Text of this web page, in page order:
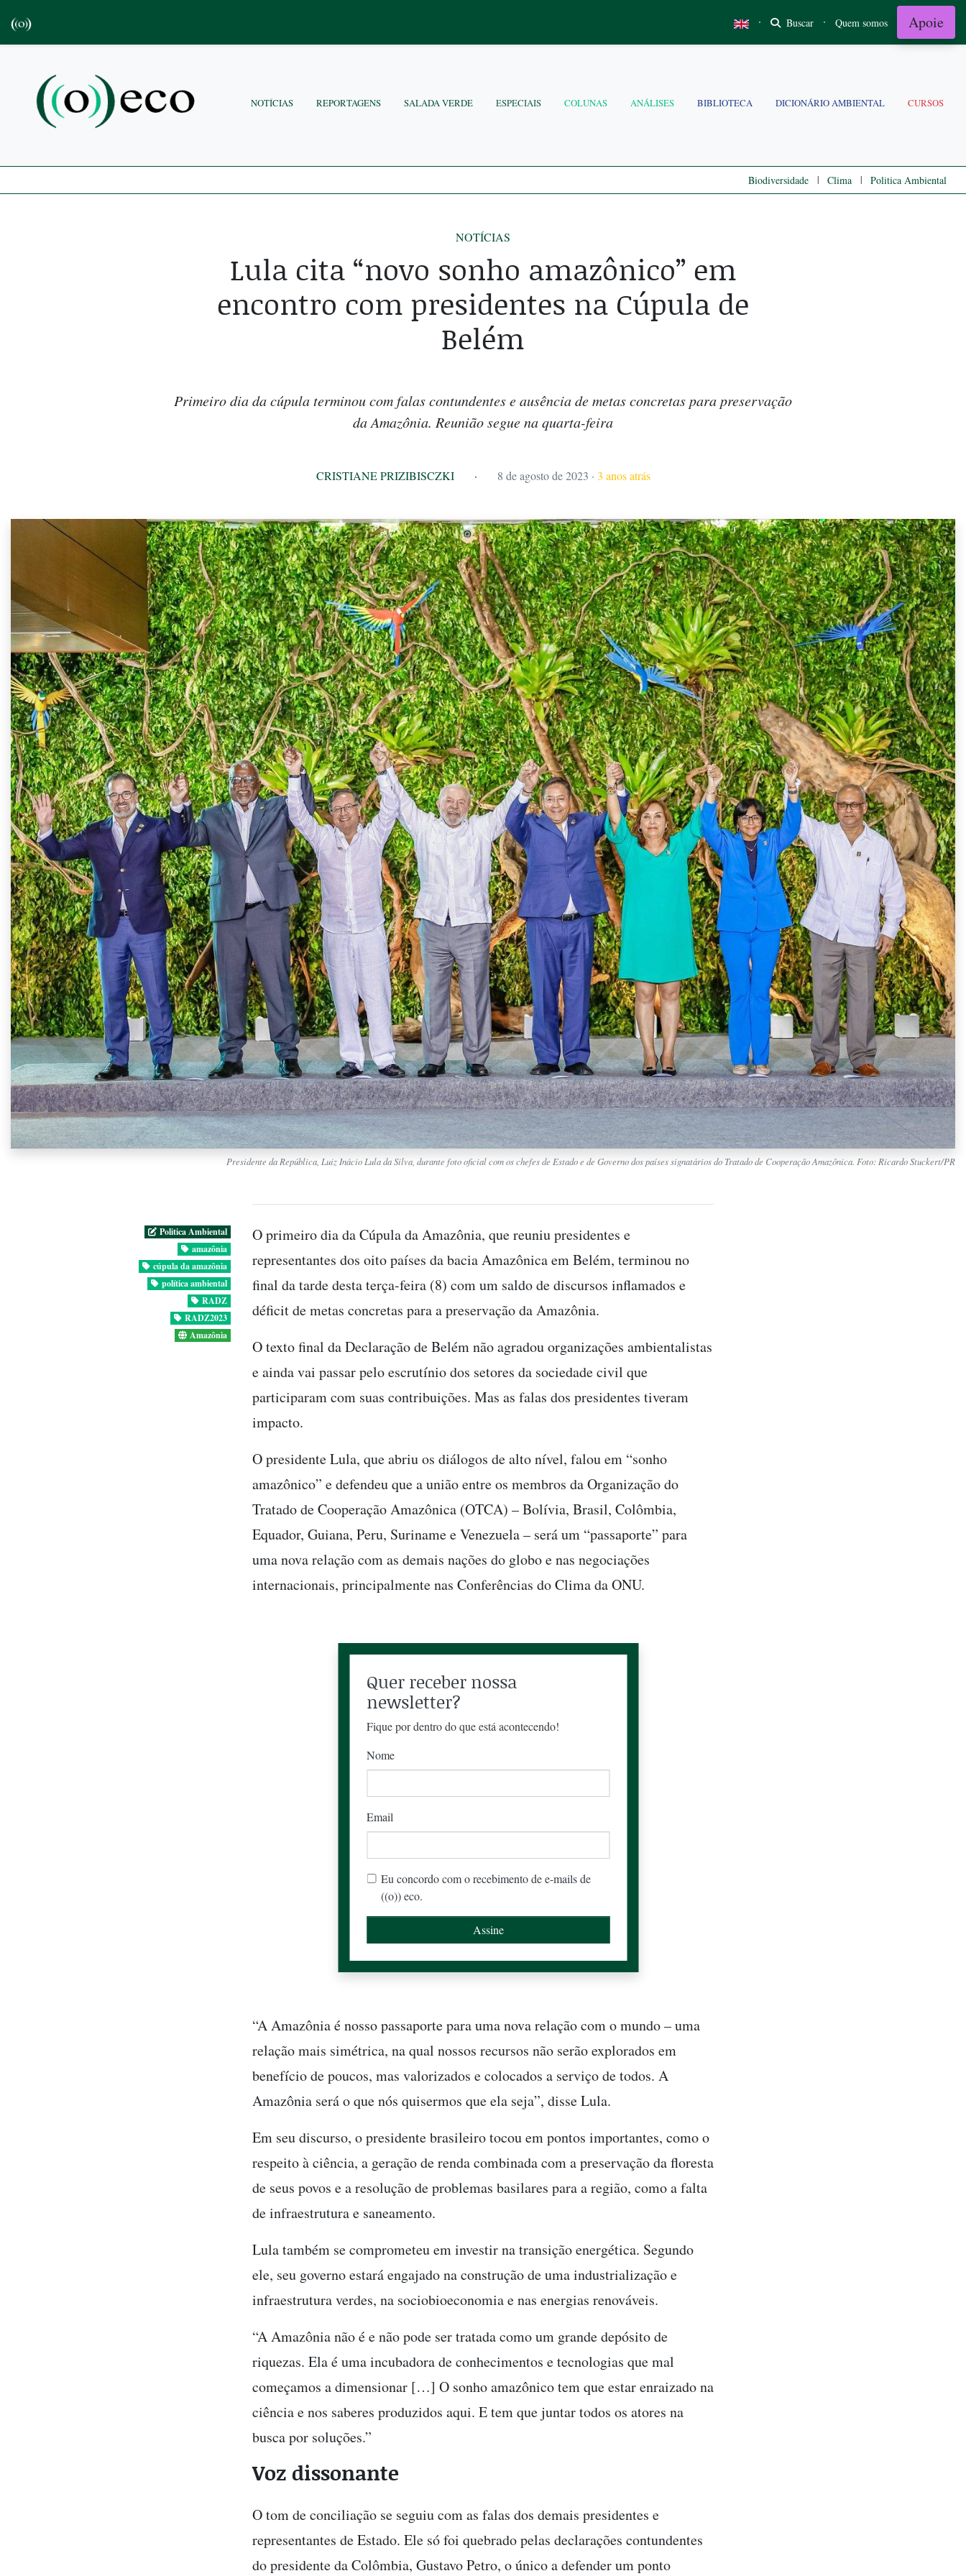
· Buscar · Quem somos Apoie
NOTÍCIAS REPORTAGENS SALADA VERDE ESPECIAIS COLUNAS ANÁLISES BIBLIOTECA DICIONÁRIO AMBIENTAL CURSOS
Biodiversidade | Clima | Politica Ambiental
NOTÍCIAS
Lula cita “novo sonho amazônico” em
encontro com presidentes na Cúpula de
Belém
Primeiro dia da cúpula terminou com falas contundentes e ausência de metas concretas para preservação
da Amazônia. Reunião segue na quarta-feira
CRISTIANE PRIZIBISCZKI · 8 de agosto de 2023 · 3 anos atrás
Presidente da República, Luiz Inácio Lula da Silva, durante foto oficial com os chefes de Estado e de Governo dos países signatários do Tratado de Cooperação Amazônica. Foto: Ricardo Stuckert/PR
Politica Ambiental
amazônia
cúpula da amazônia
política ambiental
RADZ
RADZ2023
Amazônia
O primeiro dia da Cúpula da Amazônia, que reuniu presidentes e
representantes dos oito países da bacia Amazônica em Belém, terminou no
final da tarde desta terça-feira (8) com um saldo de discursos inflamados e
déficit de metas concretas para a preservação da Amazônia.
O texto final da Declaração de Belém não agradou organizações ambientalistas
e ainda vai passar pelo escrutínio dos setores da sociedade civil que
participaram com suas contribuições. Mas as falas dos presidentes tiveram
impacto.
O presidente Lula, que abriu os diálogos de alto nível, falou em “sonho
amazônico” e defendeu que a união entre os membros da Organização do
Tratado de Cooperação Amazônica (OTCA) – Bolívia, Brasil, Colômbia,
Equador, Guiana, Peru, Suriname e Venezuela – será um “passaporte” para
uma nova relação com as demais nações do globo e nas negociações
internacionais, principalmente nas Conferências do Clima da ONU.
Quer receber nossa
newsletter?
Fique por dentro do que está acontecendo!
Nome
Email
Eu concordo com o recebimento de e-mails de
((o)) eco.
“A Amazônia é nosso passaporte para uma nova relação com o mundo – uma
relação mais simétrica, na qual nossos recursos não serão explorados em
benefício de poucos, mas valorizados e colocados a serviço de todos. A
Amazônia será o que nós quisermos que ela seja”, disse Lula.
Em seu discurso, o presidente brasileiro tocou em pontos importantes, como o
respeito à ciência, a geração de renda combinada com a preservação da floresta
de seus povos e a resolução de problemas basilares para a região, como a falta
de infraestrutura e saneamento.
Lula também se comprometeu em investir na transição energética. Segundo
ele, seu governo estará engajado na construção de uma industrialização e
infraestrutura verdes, na sociobioeconomia e nas energias renováveis.
“A Amazônia não é e não pode ser tratada como um grande depósito de
riquezas. Ela é uma incubadora de conhecimentos e tecnologias que mal
começamos a dimensionar […] O sonho amazônico tem que estar enraizado na
ciência e nos saberes produzidos aqui. E tem que juntar todos os atores na
busca por soluções.”
Voz dissonante
O tom de conciliação se seguiu com as falas dos demais presidentes e
representantes de Estado. Ele só foi quebrado pelas declarações contundentes
do presidente da Colômbia, Gustavo Petro, o único a defender um ponto